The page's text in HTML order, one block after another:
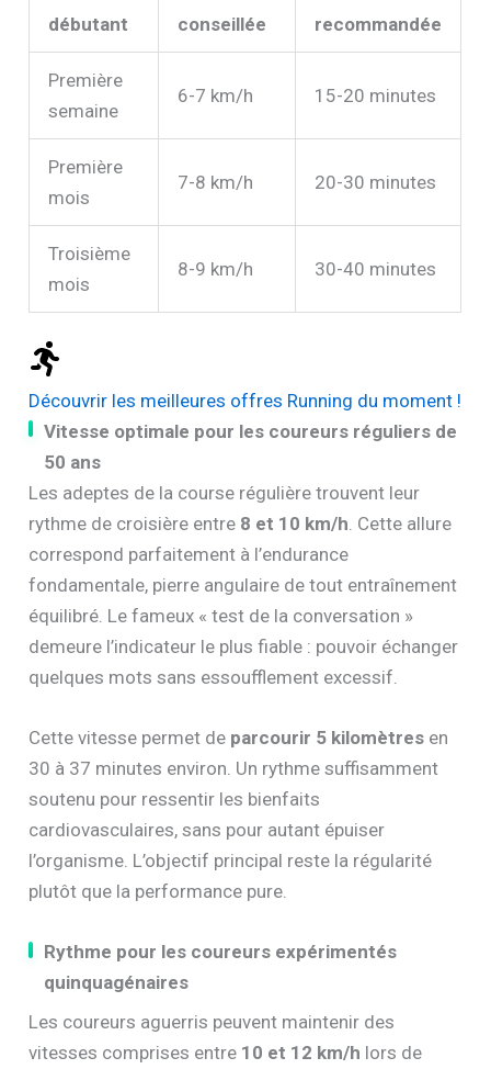
débutant
conseillée
recommandée
Première
semaine
6-7 km/h 15-20 minutes
Première
mois
7-8 km/h 20-30 minutes
Troisième
mois
8-9 km/h 30-40 minutes
Découvrir les meilleures offres Running du moment !
Vitesse optimale pour les coureurs réguliers de
50 ans
Les adeptes de la course régulière trouvent leur
rythme de croisière entre 8 et 10 km/h . Cette allure
correspond parfaitement à l’endurance
fondamentale, pierre angulaire de tout entraînement
équilibré. Le fameux « test de la conversation »
demeure l’indicateur le plus fiable : pouvoir échanger
quelques mots sans essoufflement excessif.
Cette vitesse permet de parcourir 5 kilomètres en
30 à 37 minutes environ. Un rythme suffisamment
soutenu pour ressentir les bienfaits
cardiovasculaires, sans pour autant épuiser
l’organisme. L’objectif principal reste la régularité
plutôt que la performance pure.
Rythme pour les coureurs expérimentés
quinquagénaires
Les coureurs aguerris peuvent maintenir des
vitesses comprises entre 10 et 12 km/h lors de